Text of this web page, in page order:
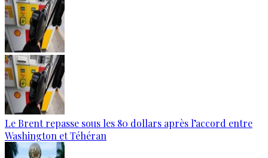
Le Brent repasse sous les 80 dollars après l’accord entre
Washington et Téhéran